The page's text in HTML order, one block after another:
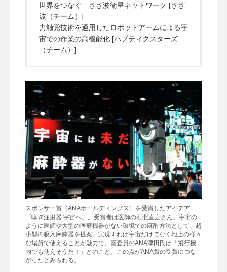
世界をつなぐ さざ波衛星ネットワーク [さざ
波（チーム）]
力触覚技術を適用したロボットアームによる宇
宙での作業の高機能化 [ハプティクスターズ
（チーム）]
スポンサー賞（ANAホールディングス）を受賞したアイデア
「嗅ぎ注射器 宇宙へ」。受賞者は医師の石北直之さん。宇宙の
ように医師や大型の医療機器がない環境での麻酔方法として、超
小型の吸入麻酔器を提案。実現すれば宇宙だけでなく地上の様々
な場所で使えることが魅力で、審査員のANA津田氏は「飛行機
内でも使えそうだ！」とのこと。この点がANA賞の受賞につな
がったとみられる。